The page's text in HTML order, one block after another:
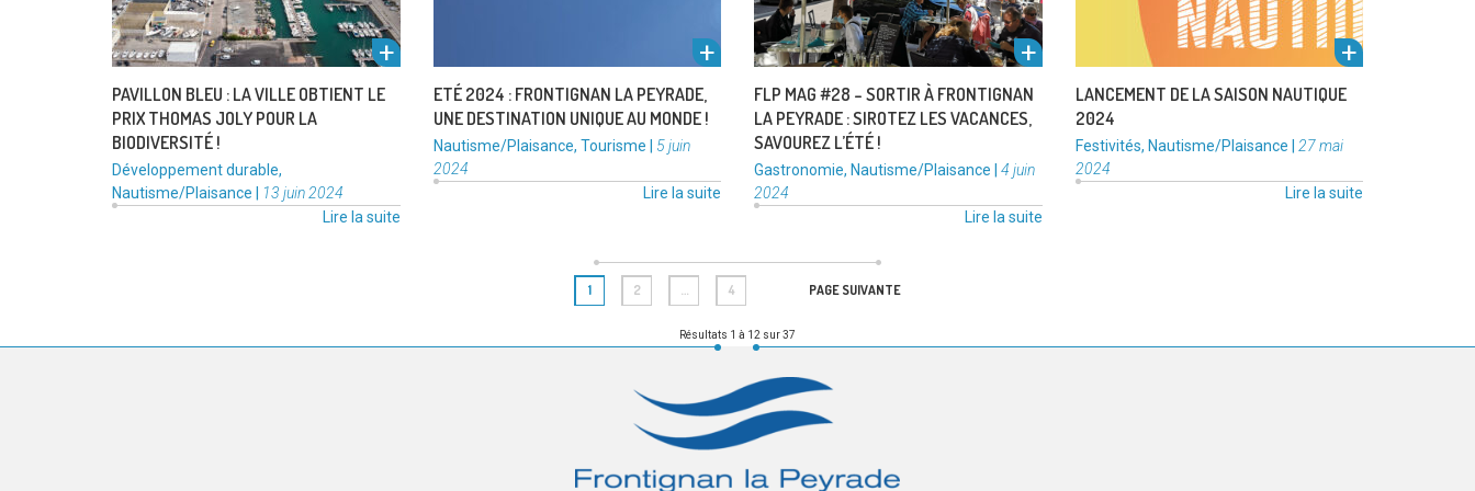
bleu
:
la
obtient
Thomas
Joly
pour
PAVILLON BLEU : LA VILLE OBTIENT LE
PRIX THOMAS JOLY POUR LA
BIODIVERSITÉ !
Catégories
:
Développement durable,
Nautisme/Plaisance
Publié
13 juin 2024
Lire la suite
2024
Frontignan
Peyrade,
unique
ETÉ 2024 : FRONTIGNAN LA PEYRADE,
UNE DESTINATION UNIQUE AU MONDE !
Catégories
:
Nautisme/Plaisance, Tourisme
Publié
5 juin
2024
Lire la suite
MAG
#28
–
Sortir
Peyrade
:
sirotez
FLP MAG #28 – SORTIR À FRONTIGNAN
LA PEYRADE : SIROTEZ LES VACANCES,
SAVOUREZ L’ÉTÉ !
Catégories
:
Gastronomie, Nautisme/Plaisance
Publié
4 juin
2024
Lire la suite
la
saison
nautique
LANCEMENT DE LA SAISON NAUTIQUE
2024
Catégories
:
Festivités, Nautisme/Plaisance
Publié
27 mai
2024
Lire la suite
PUBLICATIONS
Page
1 Page
2 Page
4 PAGE SUIVANTE
Résultats 1 à 12 sur 37